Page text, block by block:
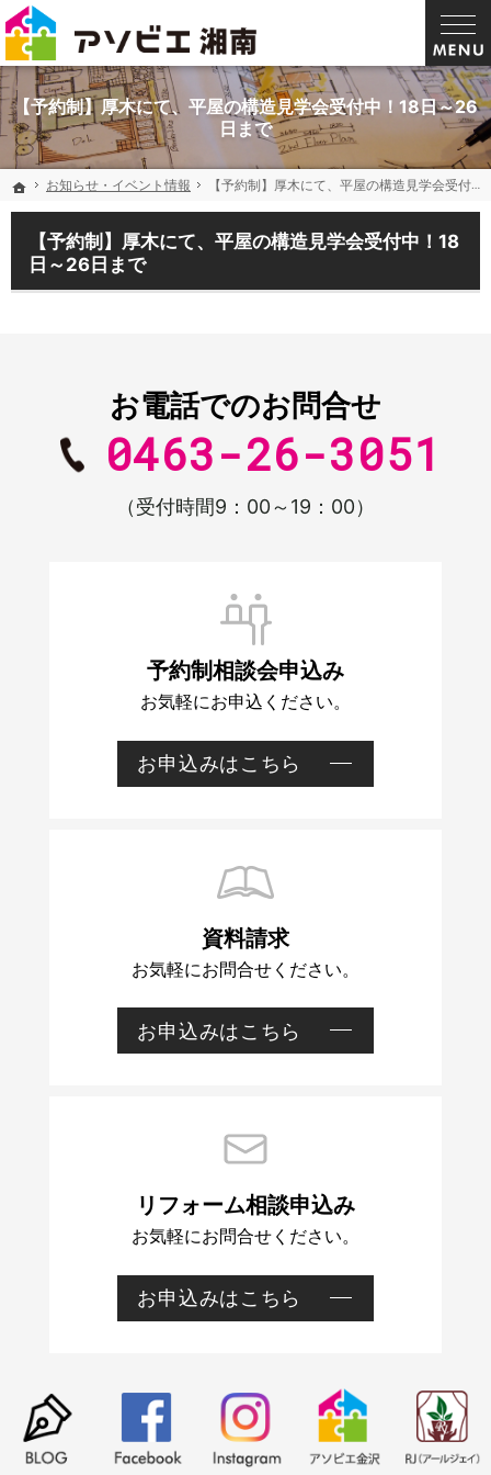
【予約制】厚木にて、平屋の構造見学会受付中！18日～26
日まで
電気を買わない家。平塚・湘南で遊び心のある大工と造る注文住宅なら当社へ
湘南・平塚で大工と災害に強い家を建てるならアソビエ
ホーム
お知らせ・イベント情報 【予約制】厚木にて、平屋の構造見学会受付中！18日～26日まで
【予約制】厚木にて、平屋の構造見学会受付中！18
日～26日まで
ホーム
お知らせ・イベント情報 【予約制】厚木にて、平屋の構造見学会受付中！18日～26日まで
お電話でのお問合せ
0463-26-3051
（受付時間9：00～19：00）
予約制相談会申込み
お気軽にお申込ください。
お申込みはこちら
資料請求
お気軽にお問合せください。
お申込みはこちら
リフォーム相談申込み
お気軽にお問合せください。
フ
お申込みはこちら